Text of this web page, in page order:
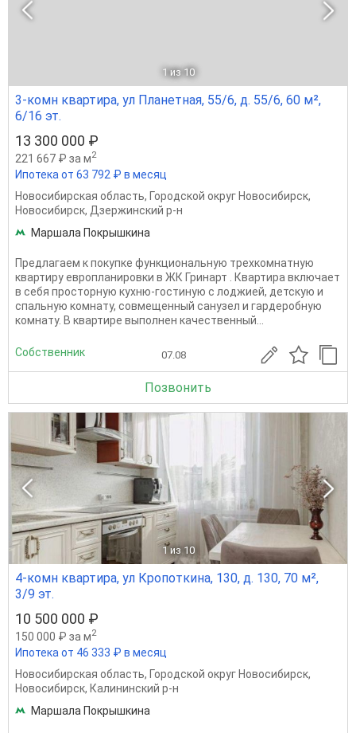
1 из 10
3-комн квартира, ул Планетная, 55/6, д. 55/6, 60 м²,
6/16 эт.
13 300 000 ₽
221 667 ₽ за м2
Ипотека от 63 792 ₽ в месяц
Новосибирская область, Городской округ Новосибирск,
Новосибирск, Дзержинский р-н
Маршала Покрышкина
Предлагаем к покупке функциональную трехкомнатную
квартиру европланировки в ЖК Гринарт . Квартира включает
в себя просторную кухню-гостиную с лоджией, детскую и
спальную комнату, совмещенный санузел и гардеробную
комнату. В квартире выполнен качественный...
Собственник 07.08
Позвонить
1 из 10
4-комн квартира, ул Кропоткина, 130, д. 130, 70 м²,
3/9 эт.
10 500 000 ₽
150 000 ₽ за м2
Ипотека от 46 333 ₽ в месяц
Новосибирская область, Городской округ Новосибирск,
Новосибирск, Калининский р-н
Маршала Покрышкина